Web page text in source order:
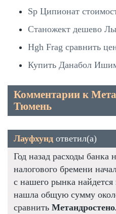
Sp Ципионат
Станожект дешево
Hgh Frag сравнить
Купить Данабол
Комментарии к
Тюмень
Лауфхунд ответил(а)
Год назад расходы банка
налогового бремени
с нашего рынка
нашла общую сумму
сравнить